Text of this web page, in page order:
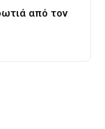
από τον